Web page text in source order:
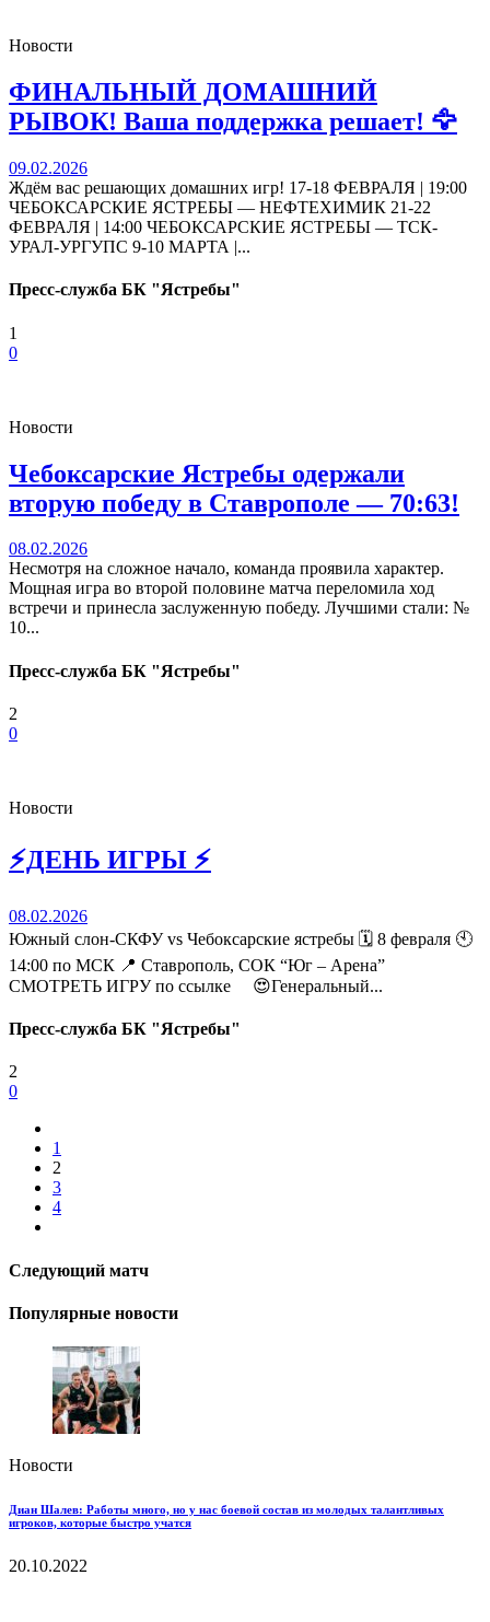
Новости
ФИНАЛЬНЫЙ ДОМАШНИЙ
РЫВОК! Ваша поддержка решает! 🦅
09.02.2026
Ждём вас решающих домашних игр! 17-18 ФЕВРАЛЯ | 19:00
ЧЕБОКСАРСКИЕ ЯСТРЕБЫ — НЕФТЕХИМИК 21-22
ФЕВРАЛЯ | 14:00 ЧЕБОКСАРСКИЕ ЯСТРЕБЫ — ТСК-
УРАЛ-УРГУПС 9-10 МАРТА |...
Пресс-служба БК "Ястребы"
1
0
Новости
Чебоксарские Ястребы одержали
вторую победу в Ставрополе — 70:63!
08.02.2026
Несмотря на сложное начало, команда проявила характер.
Мощная игра во второй половине матча переломила ход
встречи и принесла заслуженную победу. Лучшими стали: №
10...
Пресс-служба БК "Ястребы"
2
0
Новости
⚡️ДЕНЬ ИГРЫ ⚡️
08.02.2026
Южный слон-СКФУ vs Чебоксарские ястребы 🗓 8 февраля 🕙
14:00 по МСК 📍 Ставрополь, СОК “Юг – Арена”
СМОТРЕТЬ ИГРУ по ссылке 😍Генеральный...
Пресс-служба БК "Ястребы"
2
0
1
2
3
4
Следующий матч
Популярные новости
Новости
Диан Шалев: Работы много, но у нас боевой состав из молодых талантливых
игроков, которые быстро учатся
20.10.2022